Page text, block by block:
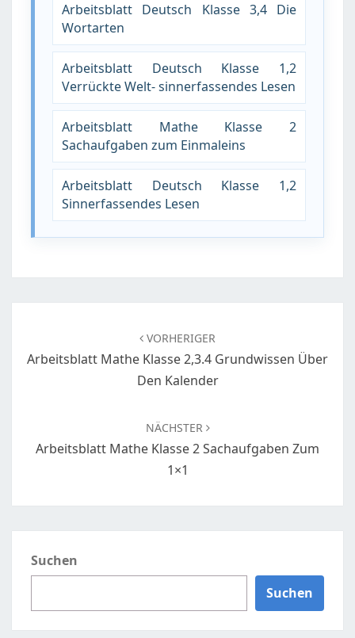
Arbeitsblatt Deutsch Klasse 3,4 Die
Wortarten
Arbeitsblatt Deutsch Klasse 1,2
Verrückte Welt- sinnerfassendes Lesen
Arbeitsblatt Mathe Klasse 2
Sachaufgaben zum Einmaleins
Arbeitsblatt Deutsch Klasse 1,2
Sinnerfassendes Lesen
VORHERIGER
Arbeitsblatt Mathe Klasse 2,3.4 Grundwissen Über
Den Kalender
NÄCHSTER
Arbeitsblatt Mathe Klasse 2 Sachaufgaben Zum
1×1
Suchen
Suchen